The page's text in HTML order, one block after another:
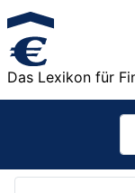
Das Lexikon für